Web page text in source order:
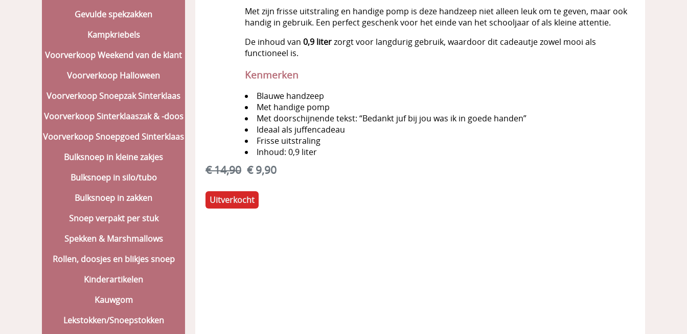
Gevulde spekzakken
Kampkriebels
Voorverkoop Weekend van de klant
Voorverkoop Halloween
Voorverkoop Snoepzak Sinterklaas
Voorverkoop Sinterklaaszak & -doos
Voorverkoop Snoepgoed Sinterklaas
Bulksnoep in kleine zakjes
Bulksnoep in silo/tubo
Bulksnoep in zakken
Snoep verpakt per stuk
Spekken & Marshmallows
Rollen, doosjes en blikjes snoep
Kinderartikelen
Kauwgom
Lekstokken/Snoepstokken
Met zijn frisse uitstraling en handige pomp is deze handzeep niet alleen leuk om te geven, maar ook
handig in gebruik. Een perfect geschenk voor het einde van het schooljaar of als kleine attentie.
De inhoud van0,9 literzorgt voor langdurig gebruik, waardoor dit cadeautje zowel mooi als
functioneel is.
Kenmerken
Blauwe handzeep
Met handige pomp
Met doorschijnende tekst: “Bedankt juf bij jou was ik in goede handen”
Ideaal als juffencadeau
Frisse uitstraling
Inhoud: 0,9 liter
€ 14,90 € 9,90
Uitverkocht